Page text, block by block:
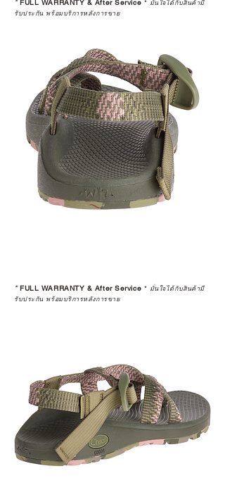
*FULL WARRANTY & After Service * มั่นใจได้กับสินค้ามี
รับประกัน พร้อมบริการหลังการขาย
*FULL WARRANTY & After Service * มั่นใจได้กับสินค้ามี
รับประกัน พร้อมบริการหลังการขาย